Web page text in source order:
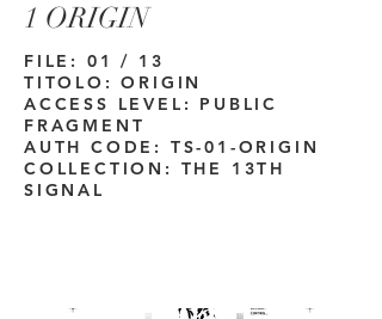
1 ORIGIN
FILE: 01 / 13
TITOLO: ORIGIN
ACCESS LEVEL: PUBLIC
FRAGMENT
AUTH CODE: TS-01-ORIGIN
COLLECTION: THE 13TH
SIGNAL